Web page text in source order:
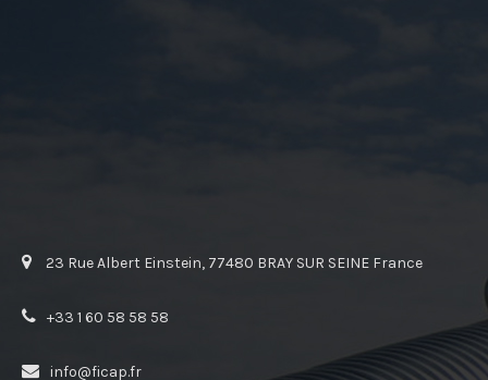
23 Rue Albert Einstein, 77480 BRAY SUR SEINE France
+33 1 60 58 58 58
info@ficap.fr